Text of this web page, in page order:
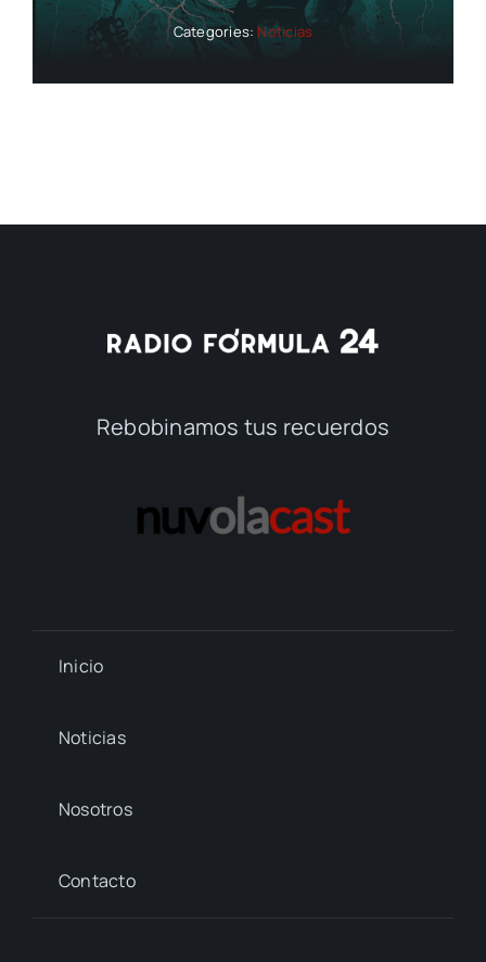
Categories: Noticias
Rebobinamos tus recuerdos
Inicio
Noticias
Nosotros
Contacto